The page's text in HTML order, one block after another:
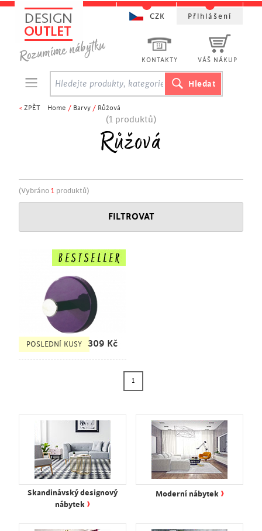
< ZPĚT Home / Barvy / Růžová
(1 produktů)
Růžová
(Vybráno 1 produktů)
FILTROVAT
POSLEDNÍ KUSY 309 Kč
1
Skandinávský designový
nábytek ›
Moderní nábytek ›
KONTAKTY VÁŠ NÁKUP
CZK Přihlášení